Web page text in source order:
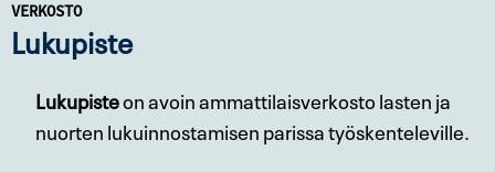
VERKOSTO
Lukupiste
Lukupisteon avoin ammattilaisverkosto lasten ja
nuorten lukuinnostamisen parissa työskenteleville.